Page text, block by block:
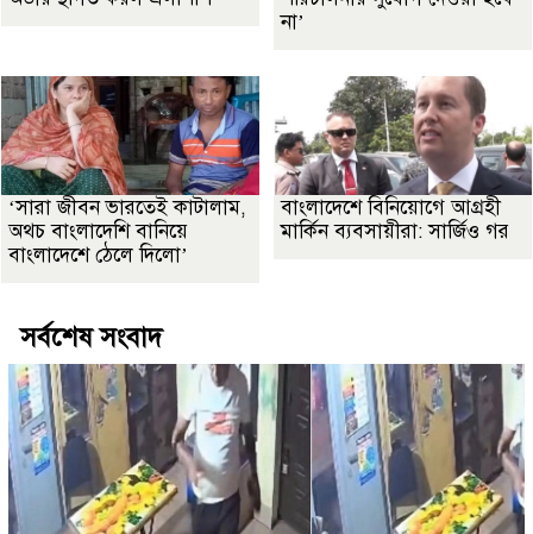
না’
‘সারা জীবন ভারতেই কাটালাম,
অথচ বাংলাদেশি বানিয়ে
বাংলাদেশে ঠেলে দিলো’
বাংলাদেশে বিনিয়োগে আগ্রহী
মার্কিন ব্যবসায়ীরা: সার্জিও গর
সর্বশেষ সংবাদ